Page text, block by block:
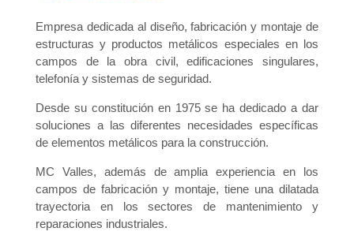
Empresa dedicada al diseño, fabricación y montaje de
estructuras y productos metálicos especiales en los
campos de la obra civil, edificaciones singulares,
telefonía y sistemas de seguridad.
Desde su constitución en 1975 se ha dedicado a dar
soluciones a las diferentes necesidades específicas
de elementos metálicos para la construcción.
MC Valles, además de amplia experiencia en los
campos de fabricación y montaje, tiene una dilatada
trayectoria en los sectores de mantenimiento y
reparaciones industriales.